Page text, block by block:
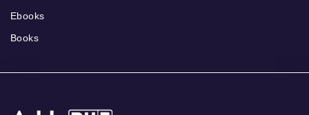
Ebooks
Books